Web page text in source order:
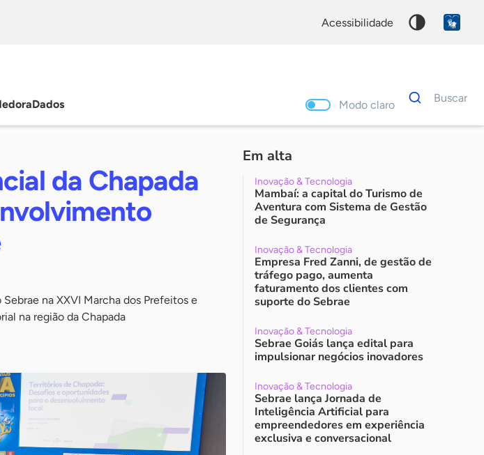
acessibilidade
Dados Modo claro
Dados
para
Buscar
da Chapada
na XXVI Marcha dos Prefeitos e
na região da Chapada
Em alta
Inovação & Tecnologia
Mambaí: a capital do Turismo de
Aventura com Sistema de Gestão
de Segurança
Inovação & Tecnologia
Empresa Fred Zanni, de gestão de
tráfego pago, aumenta
faturamento dos clientes com
suporte do Sebrae
Inovação & Tecnologia
Sebrae Goiás lança edital para
impulsionar negócios inovadores
Inovação & Tecnologia
Sebrae lança Jornada de
Inteligência Artificial para
empreendedores em experiência
exclusiva e conversacional